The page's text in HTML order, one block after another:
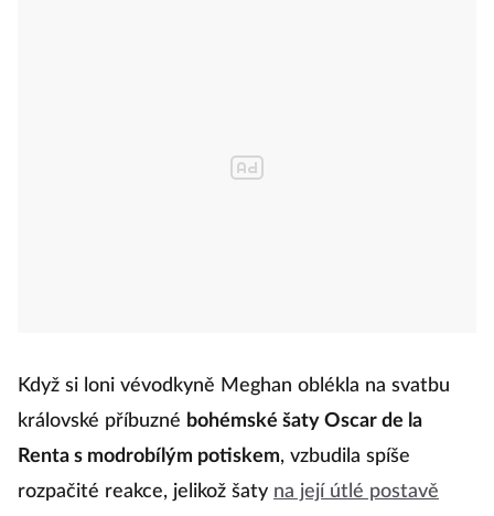
Když si loni vévodkyně Meghan oblékla na svatbu
královské příbuzné bohémské šaty Oscar de la
Renta s modrobílým potiskem, vzbudila spíše
rozpačité reakce, jelikož šaty na její útlé postavě